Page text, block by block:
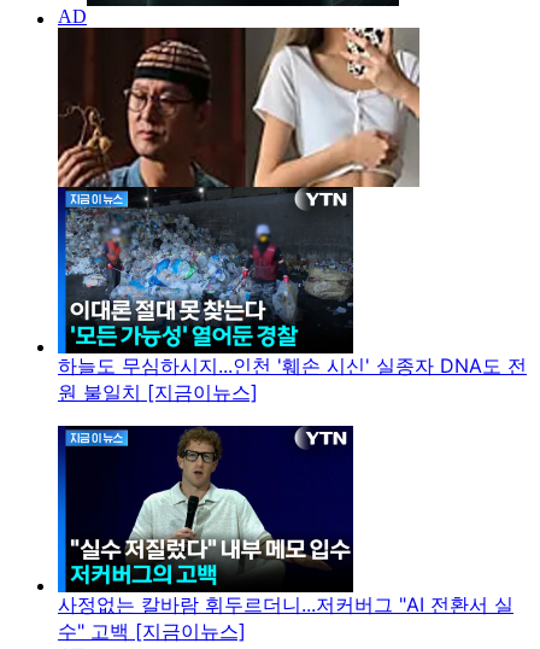
하늘도 무심하시지...인천 '훼손 시신' 실종자 DNA도 전
원 불일치 [지금이뉴스]
사정없는 칼바람 휘두르더니...저커버그 "AI 전환서 실
수" 고백 [지금이뉴스]